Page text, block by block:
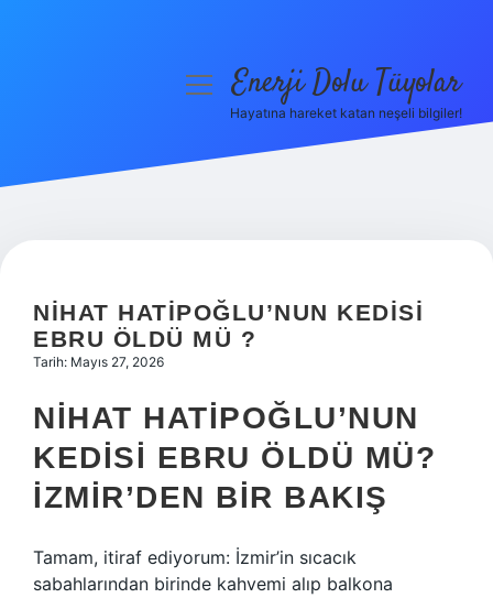
Hakkımızda
menüyüEnerji Dolu Tüyolar
Hayatına hareket katan neşeli bilgiler!
NIHAT HATIPOĞLU’NUN KEDISI
EBRU ÖLDÜ MÜ ?
Tarih: Mayıs 27, 2026
NIHAT HATIPOĞLU’NUN
KEDISI EBRU ÖLDÜ MÜ?
İZMIR’DEN BIR BAKIŞ
Tamam, itiraf ediyorum: İzmir’in sıcacık
sabahlarından birinde kahvemi alıp balkona